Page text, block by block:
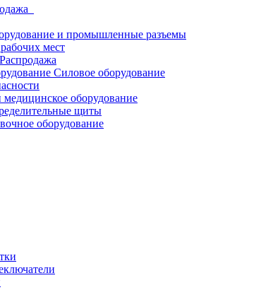
и промышленные разъемы
мест
Распродажа
Силовое оборудование
оборудование
щиты
оборудование